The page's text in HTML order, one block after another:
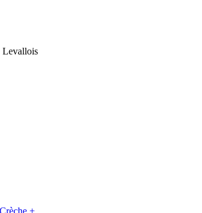
Levallois